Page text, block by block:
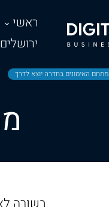
ראשי
ירושלים
מתחם האימונים בחדרה יוצא לדרך